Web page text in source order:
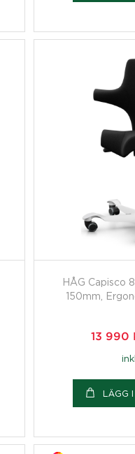
HÅG Capisco
150mm,
13 990
LÄGG